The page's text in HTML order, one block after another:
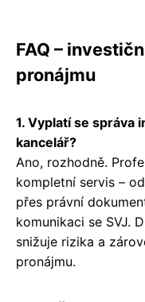
FAQ –
pronájmu
1. Vyplatí se správa
kancelář?
Ano, rozhodně.
kompletní servis –
přes právní
komunikaci se SVJ.
snižuje rizika a
pronájmu.